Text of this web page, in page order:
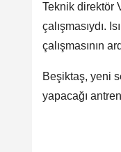
Teknik direktör
çalışmasıydı.
çalışmasının
Beşiktaş, yeni
yapacağı